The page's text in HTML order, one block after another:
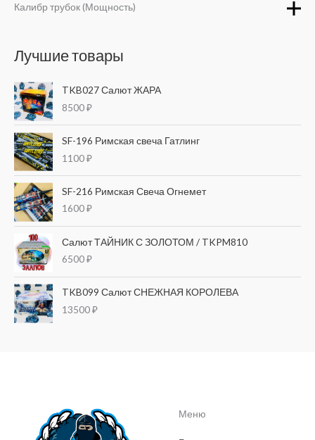
Калибр трубок (Мощность)
Лучшие товары
TKB027 Салют ЖАРА
8500₽
SF-196 Римская свеча Гатлинг
1100₽
SF-216 Римская Свеча Огнемет
1600₽
Салют ТАЙНИК С ЗОЛОТОМ / TKPM810
6500₽
TKB099 Салют СНЕЖНАЯ КОРОЛЕВА
13500₽
Меню